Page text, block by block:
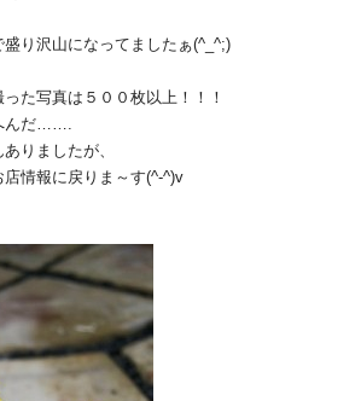
り沢山になってましたぁ(^_^;)
た写真は５００枚以上！！！
んだ…….
りましたが、
情報に戻りま～す(^-^)v